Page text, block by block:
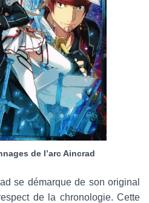
de l’arc Aincrad
se démarque de son original
de la chronologie. Cette